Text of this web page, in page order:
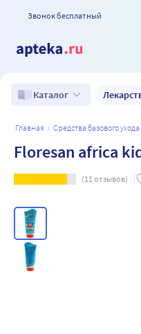
Звонок бесплатный
Каталог
главная средства базового ухода
Floresan africa
(11отзывов)